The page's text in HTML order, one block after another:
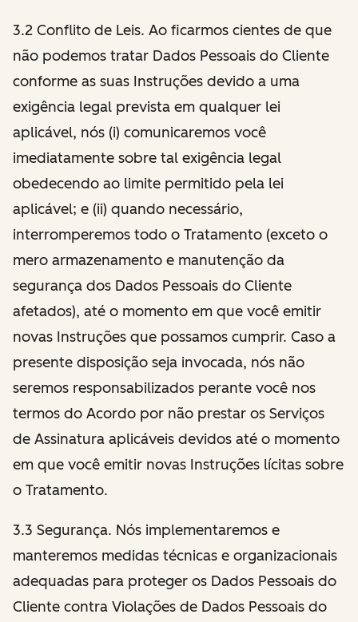
3.2 Conflito de Leis. Ao ficarmos cientes de que
não podemos tratar Dados Pessoais do Cliente
conforme as suas Instruções devido a uma
exigência legal prevista em qualquer lei
aplicável, nós (i) comunicaremos você
imediatamente sobre tal exigência legal
obedecendo ao limite permitido pela lei
aplicável; e (ii) quando necessário,
interromperemos todo o Tratamento (exceto o
mero armazenamento e manutenção da
segurança dos Dados Pessoais do Cliente
afetados), até o momento em que você emitir
novas Instruções que possamos cumprir. Caso a
presente disposição seja invocada, nós não
seremos responsabilizados perante você nos
termos do Acordo por não prestar os Serviços
de Assinatura aplicáveis devidos até o momento
em que você emitir novas Instruções lícitas sobre
o Tratamento.
3.3 Segurança. Nós implementaremos e
manteremos medidas técnicas e organizacionais
adequadas para proteger os Dados Pessoais do
Cliente contra Violações de Dados Pessoais do